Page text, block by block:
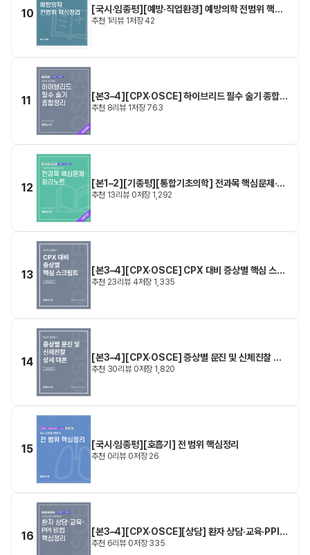
10
[국시·임종평][예방·직업환경] 예방의학 전범위 핵심
정리
추천 1리뷰 1저장42
11
[본3–4][CPX·OSCE] 하이브리드 필수 술기 종합정
리
추천 8리뷰 1저장763
12
[본1–2][기종평][통합기초의학] 전과목 핵심문제·정
리노트
추천 13리뷰 0저장 1,292
13
[본3–4][CPX·OSCE] CPX 대비 증상별 핵심 스크
립트
추천 23리뷰 4저장 1,335
14
[본3–4][CPX·OSCE] 증상별 문진 및 신체진찰 상
세 대본
추천 30리뷰 0저장 1,820
15 [국시·임종평][호흡기] 전 범위 핵심정리
추천 0리뷰 0저장26
16
[본3–4][CPX·OSCE][상담] 환자 상담·교육·PPI
비법 핵심정리
추천 6리뷰 0저장335